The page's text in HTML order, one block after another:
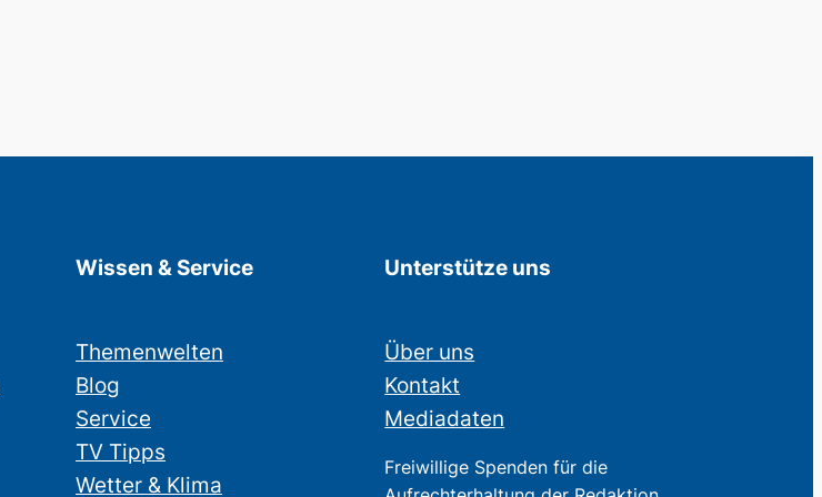
Wissen & Service
Themenwelten
Blog
Service
TV Tipps
Wetter & Klima
Unterstütze uns
Über uns
Kontakt
Mediadaten
Freiwillige Spenden für die